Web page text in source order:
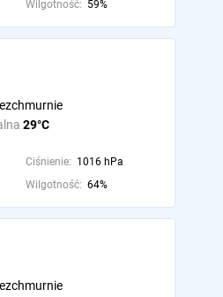
Wilgotność: 59%
29°C
Ciśnienie: 1016 hPa
Wilgotność: 64%